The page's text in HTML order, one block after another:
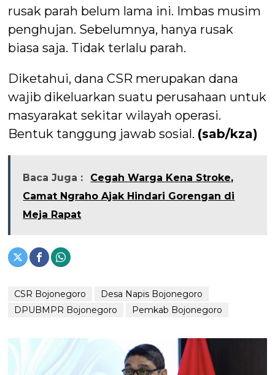
rusak parah belum lama ini. Imbas musim
penghujan. Sebelumnya, hanya rusak
biasa saja. Tidak terlalu parah.
Diketahui, dana CSR merupakan dana
wajib dikeluarkan suatu perusahaan untuk
masyarakat sekitar wilayah operasi.
Bentuk tanggung jawab sosial. (sab/kza)
Baca Juga :
Cegah Warga Kena Stroke,
Camat Ngraho Ajak Hindari Gorengan di
Meja Rapat
CSR Bojonegoro
Desa Napis Bojonegoro
DPUBMPR Bojonegoro
Pemkab Bojonegoro